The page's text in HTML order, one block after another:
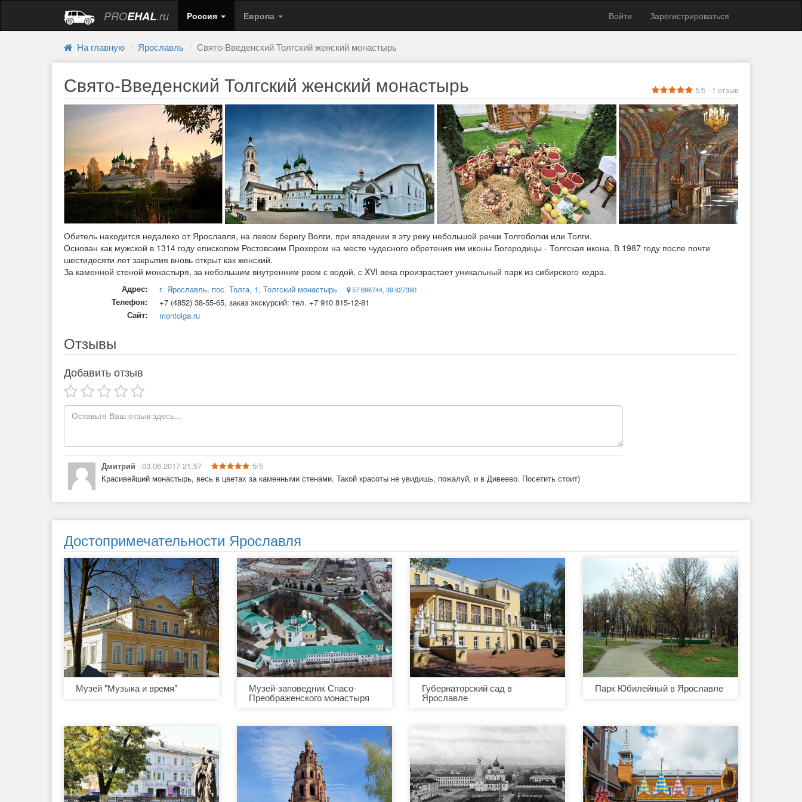
PROEHAL.ru Россия Европа Войти Зарегистрироваться
На главную Ярославль Свято-Введенский Толгский женский монастырь
5/5 - 1 отзыв
Свято-Введенский Толгский женский монастырь
Обитель находится недалеко от Ярославля, на левом берегу Волги, при впадении в эту реку небольшой речки Толгоболки или Толги.
Основан как мужской в 1314 году епископом Ростовским Прохором на месте чудесного обретения им иконы Богородицы - Толгская икона. В 1987 году после почти
шестидесяти лет закрытия вновь открыт как женский.
За каменной стеной монастыря, за небольшим внутренним рвом с водой, с XVI века произрастает уникальный парк из сибирского кедра.
Адрес: г. Ярославль, пос. Толга, 1, Толгский монастырь 57.696744, 39.827390
Телефон:
+7 (4852) 38-55-65, заказ экскурсий: тел. +7 910 815-12-81
Сайт:
montolga.ru
Отзывы
Добавить отзыв
Дмитрий 03.06.2017 21:57 5/5
Красивейший монастырь, весь в цветах за каменными стенами. Такой красоты не увидишь, пожалуй, и в Дивеево. Посетить стоит)
Достопримечательности Ярославля
Музей "Музыка и время" Музей-заповедник Спасо-
Преображенского монастыря
Губернаторский сад в
Ярославле
Парк Юбилейный в Ярославле